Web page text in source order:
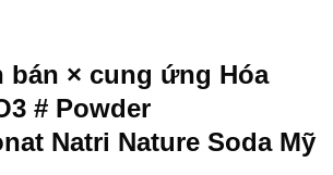
bán × cung ứng Hóa
# Powder
Natri Nature Soda Mỹ